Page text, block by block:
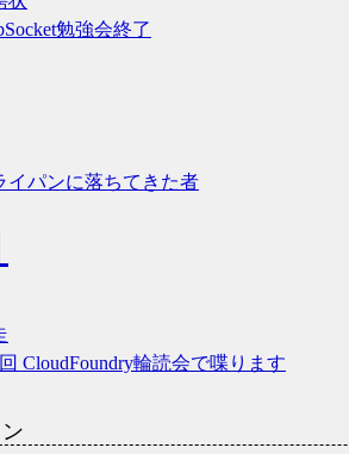
勉強会終了
イパンに落ちてきた者
CloudFoundry輪読会で喋ります